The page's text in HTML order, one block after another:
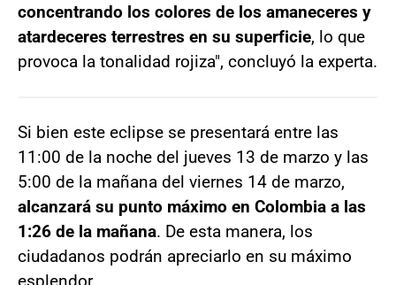
concentrando los colores de los amaneceres y
atardeceres terrestres en su superficie, lo que
provoca la tonalidad rojiza", concluyó la experta.
Si bien este eclipse se presentará entre las
11:00 de la noche del jueves 13 de marzo y las
5:00 de la mañana del viernes 14 de marzo,
alcanzará su punto máximo en Colombia a las
1:26 de la mañana. De esta manera, los
ciudadanos podrán apreciarlo en su máximo
esplendor.